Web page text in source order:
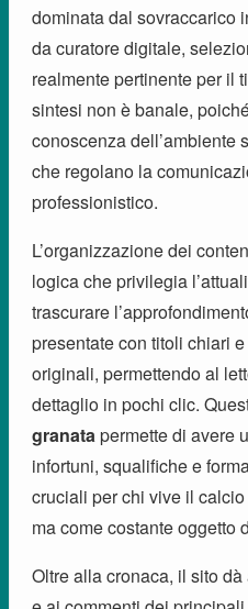
dominata dal sovraccarico
da curatore digitale,
realmente pertinente per il
sintesi non è banale,
conoscenza dell’ambiente
che regolano la
professionistico.
L’organizzazione dei
logica che privilegia
trascurare
presentate con titoli chiari
originali, permettendo al
dettaglio in pochi clic.
granatapermette di avere
infortuni, squalifiche e
cruciali per chi vive il
ma come costante oggetto
Oltre alla cronaca, il sito